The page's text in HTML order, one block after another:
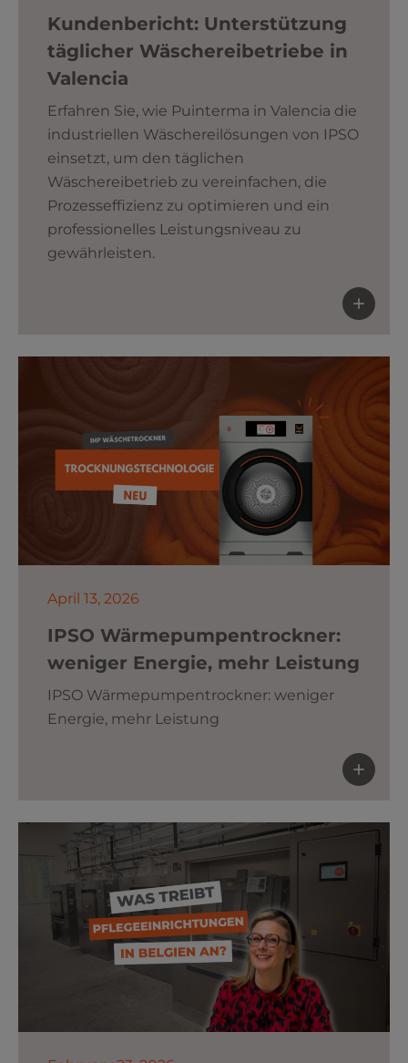
Kundenbericht: Unterstützung
täglicher Wäschereibetriebe in
Valencia
Erfahren Sie, wie Puinterma in Valencia die
industriellen Wäschereilösungen von IPSO
einsetzt, um den täglichen
Wäschereibetrieb zu vereinfachen, die
Prozesseffizienz zu optimieren und ein
professionelles Leistungsniveau zu
gewährleisten.
April 13, 2026
IPSO Wärmepumpentrockner:
weniger Energie, mehr Leistung
IPSO Wärmepumpentrockner: weniger
Energie, mehr Leistung